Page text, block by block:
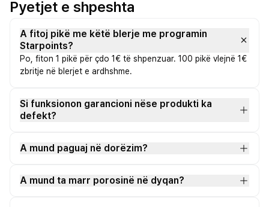
Pyetjet e shpeshta
A fitoj pikë me këtë blerje me programin
Starpoints?
Po, fiton 1 pikë për çdo 1€ të shpenzuar. 100 pikë vlejnë 1€
zbritje në blerjet e ardhshme.
Si funksionon garancioni nëse produkti ka
defekt?
A mund paguaj në dorëzim?
A mund ta marr porosinë në dyqan?